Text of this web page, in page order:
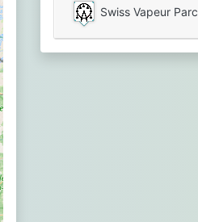
Swiss Vapeur Parc